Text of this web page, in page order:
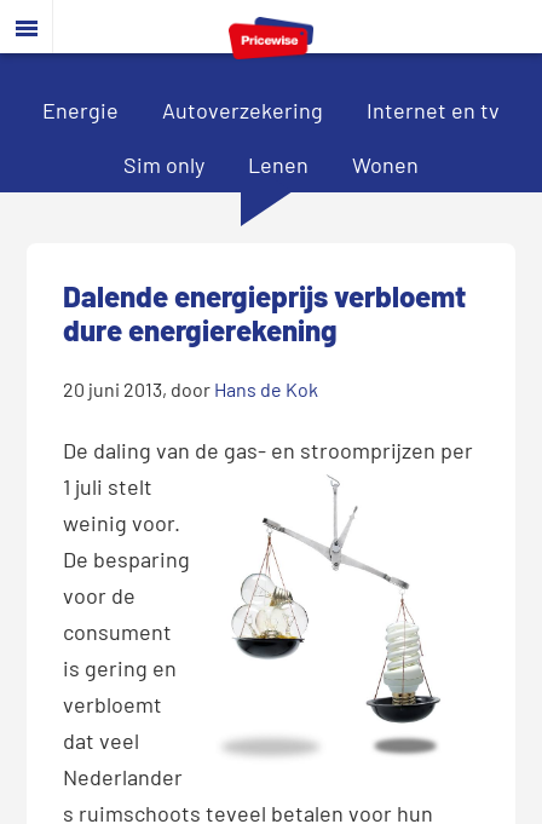
Door
naar
hoofd
Spring
naar
eerste
Spring
naar
voettekst
Energie Autoverzekering Internet en tv
Sim only Lenen Wonen
Dalende energieprijs verbloemt
dure energierekening
20 juni 2013, door Hans de Kok
De daling van de gas- en stroomprijzen per
1 juli stelt
weinig voor.
De besparing
voor de
consument
is gering en
verbloemt
dat veel
Nederlander
s ruimschoots teveel betalen voor hun